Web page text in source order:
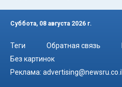
Суббота, 08 августа 2026 г.
Теги Обратная связь
Без картинок
Реклама: advertising@newsru.co.il